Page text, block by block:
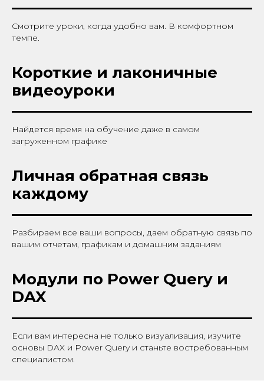
Смотрите уроки, когда удобно вам. В комфортном
темпе.
Короткие и лаконичные
видеоуроки
Найдется время на обучение даже в самом
загруженном графике
Личная обратная связь
каждому
Разбираем все ваши вопросы, даем обратную связь по
вашим отчетам, графикам и домашним заданиям
Модули по Power Query и
DAX
Если вам интересна не только визуализация, изучите
основы DAX и Power Query и станьте востребованным
специалистом.